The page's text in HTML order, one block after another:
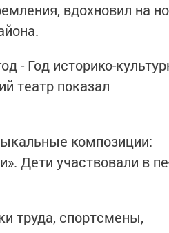
вдохновил на
- Год историко-
те­атр показал
композиции:
Дети участвовали в
тру­да, спортсмены,